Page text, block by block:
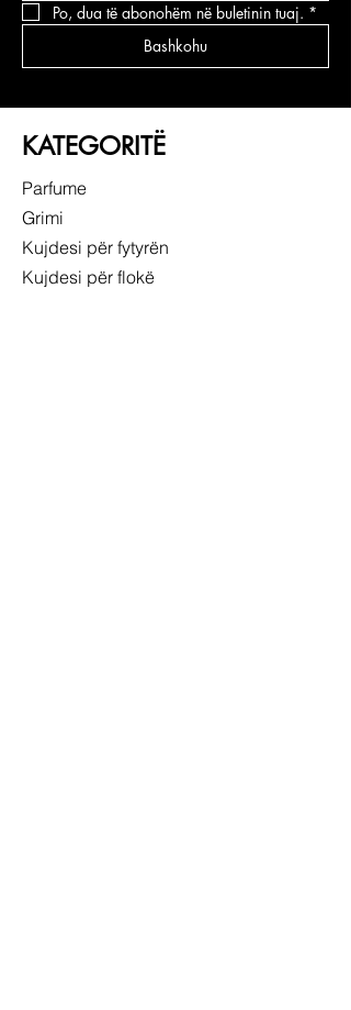
Po, dua të abonohëm në buletinin tuaj. *
Bashkohu
KATEGORITË
Parfume
Grimi
Kujdesi për fytyrën
Kujdesi për flokë